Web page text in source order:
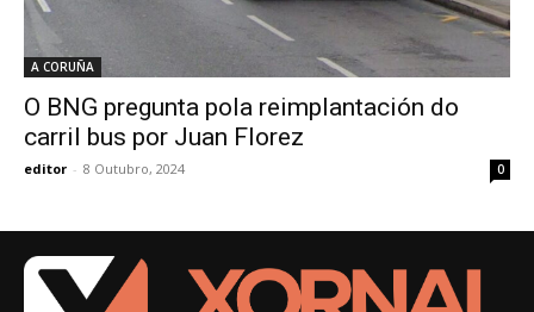
A CORUÑA
O BNG pregunta pola reimplantación do
carril bus por Juan Florez
editor - 8 Outubro, 2024 0